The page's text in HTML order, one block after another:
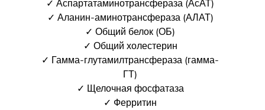
✓ Аспартатаминотрансфераза (АсАТ)
✓ Аланин-аминотрансфераза (АЛАТ)
✓ Общий белок (ОБ)
✓ Общий холестерин
✓ Гамма-глутамилтрансфераза (гамма-
ГТ)
✓ Щелочная фосфатаза
✓ Ферритин